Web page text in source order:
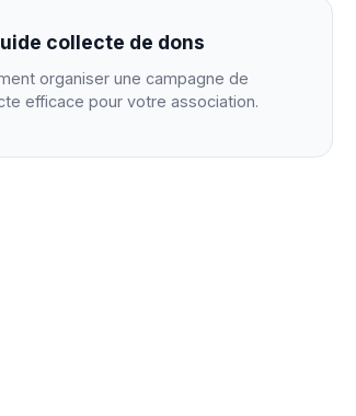
collecte de dons
organiser une campagne de
efficace pour votre association.